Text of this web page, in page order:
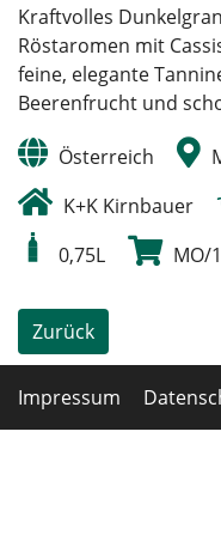
Kraftvolles
Röstaromen mit
feine, elegante
Beerenfrucht und
Österreich
K+K Kirnbauer
0,75L
MO/
Zurück
Impressum